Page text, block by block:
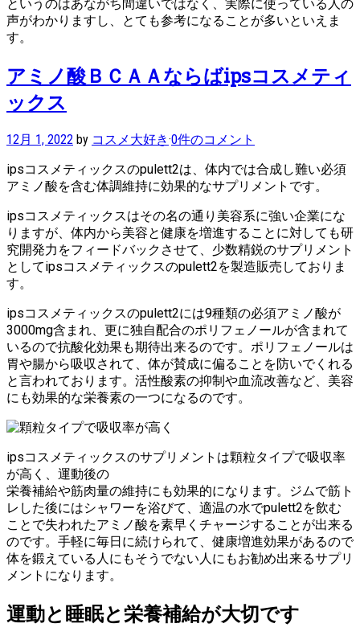
というのはあながち間違いではなく、実際に使っている人の
声がわかりますし、とても参考になることが多いといえま
す。
アミノ酸ＢＣＡＡならばipsコスメティ
ックス
12月 1, 2022 by コスメ大好き·0件のコメント
ipsコスメティックスのpulett2は、体内では合成し難い必須
アミノ酸を含む体調維持に効果的なサプリメントです。
ipsコスメティックスはその名の通り美容系に強い企業にな
りますが、体内から美容と健康を増進することに対しても研
究開発力をフィードバックさせて、少数精鋭のサプリメント
としてipsコスメティックスのpulett2を製造販売しておりま
す。
ipsコスメティックスのpulett2には9種類の必須アミノ酸が
3000mg含まれ、更に独自配合のポリフェノールが含まれて
いるので抗酸化効果も期待出来るのです。ポリフェノールは
胃や腸から吸収されて、体が賛成に偏ることを防いでくれる
と言われております。活性酸素の抑制や血流改善など、美容
にも効果的な栄養素の一つになるのです。
ipsコスメティックスのサプリメントは顆粒タイプで吸収率
が高く、運動後の
栄養補給や筋肉量の維持にも効果的になります。ジムで筋ト
レした後にはシャワーを浴びて、適温の水でpulett2を飲む
ことで失われたアミノ酸を素早くチャージすることが出来る
のです。手軽に毎日に続けられて、健康増進効果があるので
体を鍛えている人にもそうでない人にもお勧め出来るサプリ
メントになります。
運動と睡眠と栄養補給が大切です